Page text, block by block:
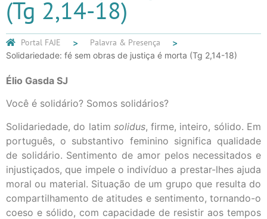
(Tg 2,14-18)
Portal FAJE Palavra & Presença
Solidariedade: fé sem obras de justiça é morta (Tg 2,14-18)
Élio Gasda SJ
Você é solidário? Somos solidários?
Solidariedade, do latim solidus, firme, inteiro, sólido. Em
português, o substantivo feminino significa qualidade
de solidário. Sentimento de amor pelos necessitados e
injustiçados, que impele o indivíduo a prestar-lhes ajuda
moral ou material. Situação de um grupo que resulta do
compartilhamento de atitudes e sentimento, tornando-o
coeso e sólido, com capacidade de resistir aos tempos